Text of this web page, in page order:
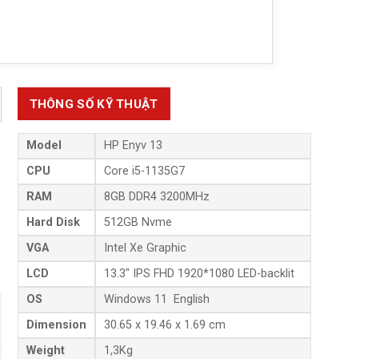
THÔNG SỐ KỸ THUẬT
Model
HP Enyv 13
CPU
Core i5-1135G7
RAM
8GB DDR4 3200MHz
Hard Disk
512GB Nvme
VGA
Intel Xe Graphic
LCD
13.3″ IPS FHD 1920*1080 LED-backlit
OS
Windows 11 English
Dimension
30.65 x 19.46 x 1.69 cm
Weight
1,3Kg